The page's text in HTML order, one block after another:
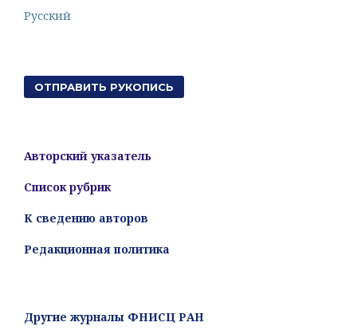
Русский
ОТПРАВИТЬ РУКОПИСЬ
Авторский указатель
Список рубрик
К сведению авторов
Редакционная политика
Другие журналы ФНИСЦ РАН